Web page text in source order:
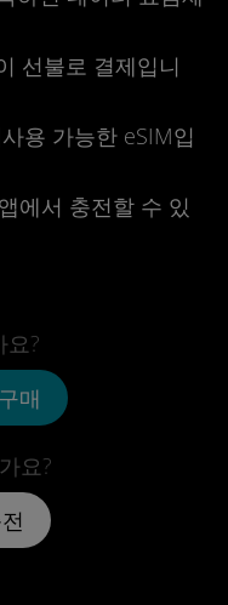
선불로 결제입니
용 가능한 eSIM입
에서 충전할 수 있
요?
요?
매